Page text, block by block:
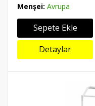
Menşei: Avrupa
Sepete Ekle
Detaylar